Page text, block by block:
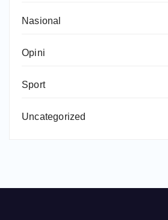
Nasional
Opini
Sport
Uncategorized